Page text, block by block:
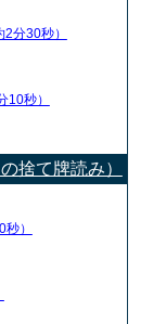
2分30秒）
10秒）
捨て牌読み）
秒）